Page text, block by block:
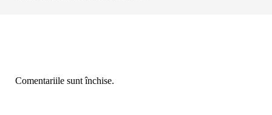
Comentariile sunt închise.